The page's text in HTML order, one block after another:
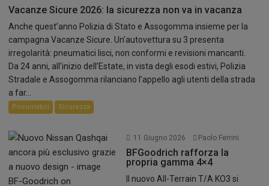
Vacanze Sicure 2026: la sicurezza non va in vacanza
Anche quest’anno Polizia di Stato e Assogomma insieme per la
campagna Vacanze Sicure. Un’autovettura su 3 presenta
irregolarità: pneumatici lisci, non conformi e revisioni mancanti.
Da 24 anni, all’inizio dell’Estate, in vista degli esodi estivi, Polizia
Stradale e Assogomma rilanciano l’appello agli utenti della strada
a far...
Pneumatici Sicurezza
11 Giugno 2026 Paolo Ferrini
BFGoodrich rafforza la
propria gamma 4×4
Il nuovo All-Terrain T/A KO3 si